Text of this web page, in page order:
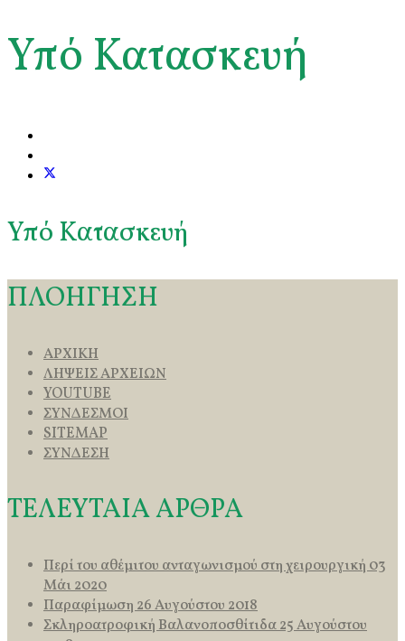
Υπό Κατασκευή
Υπό Κατασκευή
ΠΛΟΗΓΗΣΗ
ΑΡΧΙΚΗ
ΛΗΨΕΙΣ ΑΡΧΕΙΩΝ
YOUTUBE
ΣΥΝΔΕΣΜΟΙ
SITEMAP
ΣΥΝΔΕΣΗ
ΤΕΛΕΥΤΑΙΑ ΑΡΘΡΑ
Περί του αθέμιτου ανταγωνισμού στη χειρουργική03
Μάι 2020
Παραφίμωση26 Αυγούστου 2018
Σκληροατροφική Βαλανοποσθίτιδα25 Αυγούστου